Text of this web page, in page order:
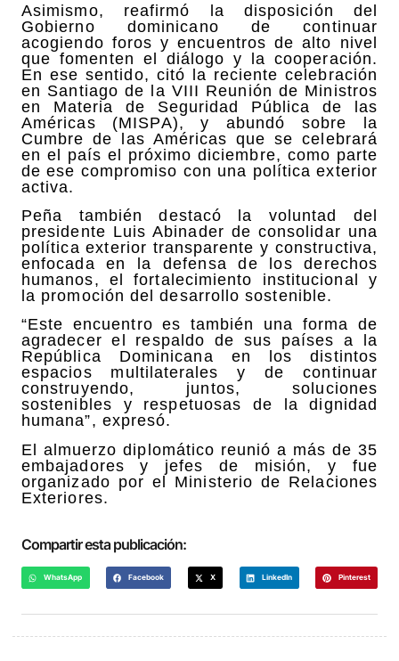
Asimismo, reafirmó la disposición del
Gobierno dominicano de continuar
acogiendo foros y encuentros de alto nivel
que fomenten el diálogo y la cooperación.
En ese sentido, citó la reciente celebración
en Santiago de la VIII Reunión de Ministros
en Materia de Seguridad Pública de las
Américas (MISPA), y abundó sobre la
Cumbre de las Américas que se celebrará
en el país el próximo diciembre, como parte
de ese compromiso con una política exterior
activa.
Peña también destacó la voluntad del
presidente Luis Abinader de consolidar una
política exterior transparente y constructiva,
enfocada en la defensa de los derechos
humanos, el fortalecimiento institucional y
la promoción del desarrollo sostenible.
“Este encuentro es también una forma de
agradecer el respaldo de sus países a la
República Dominicana en los distintos
espacios multilaterales y de continuar
construyendo, juntos, soluciones
sostenibles y respetuosas de la dignidad
humana”, expresó.
El almuerzo diplomático reunió a más de 35
embajadores y jefes de misión, y fue
organizado por el Ministerio de Relaciones
Exteriores.
Compartir esta publicación:
WhatsApp Facebook X LinkedIn Pinterest